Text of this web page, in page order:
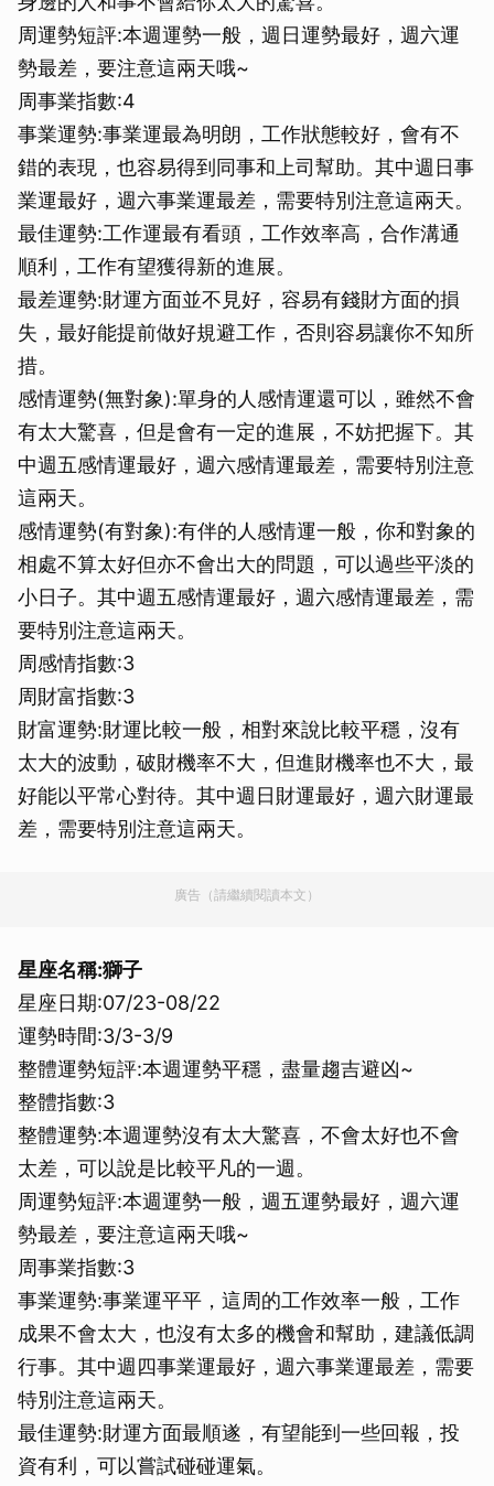
周運勢短評:本週運勢一般，週日運勢最好，週六運
勢最差，要注意這兩天哦~
周事業指數:4
事業運勢:事業運最為明朗，工作狀態較好，會有不
錯的表現，也容易得到同事和上司幫助。其中週日事
業運最好，週六事業運最差，需要特別注意這兩天。
最佳運勢:工作運最有看頭，工作效率高，合作溝通
順利，工作有望獲得新的進展。
最差運勢:財運方面並不見好，容易有錢財方面的損
失，最好能提前做好規避工作，否則容易讓你不知所
措。
感情運勢(無對象):單身的人感情運還可以，雖然不會
有太大驚喜，但是會有一定的進展，不妨把握下。其
中週五感情運最好，週六感情運最差，需要特別注意
這兩天。
感情運勢(有對象):有伴的人感情運一般，你和對象的
相處不算太好但亦不會出大的問題，可以過些平淡的
小日子。其中週五感情運最好，週六感情運最差，需
要特別注意這兩天。
周感情指數:3
周財富指數:3
財富運勢:財運比較一般，相對來說比較平穩，沒有
太大的波動，破財機率不大，但進財機率也不大，最
好能以平常心對待。其中週日財運最好，週六財運最
差，需要特別注意這兩天。
廣告（請繼續閱讀本文）
星座名稱:獅子
星座日期:07/23-08/22
運勢時間:3/3-3/9
整體運勢短評:本週運勢平穩，盡量趨吉避凶~
整體指數:3
整體運勢:本週運勢沒有太大驚喜，不會太好也不會
太差，可以說是比較平凡的一週。
周運勢短評:本週運勢一般，週五運勢最好，週六運
勢最差，要注意這兩天哦~
周事業指數:3
事業運勢:事業運平平，這周的工作效率一般，工作
成果不會太大，也沒有太多的機會和幫助，建議低調
行事。其中週四事業運最好，週六事業運最差，需要
特別注意這兩天。
最佳運勢:財運方面最順遂，有望能到一些回報，投
資有利，可以嘗試碰碰運氣。